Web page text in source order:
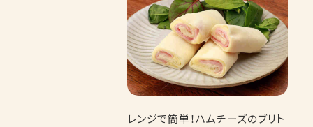
レンジで簡単！ハムチーズのブリト